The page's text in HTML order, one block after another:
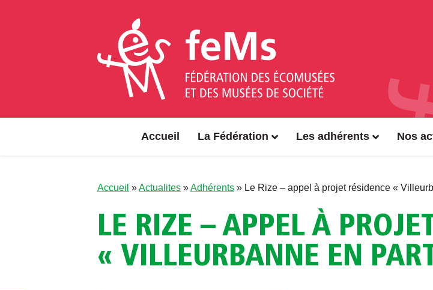
Accueil La Fédération Les adhérents Nos
Accueil »Actualites »Adhérents » Le Rize – appel à projet résidence «
LE RIZE – APPEL À
« VILLEURBANNE EN